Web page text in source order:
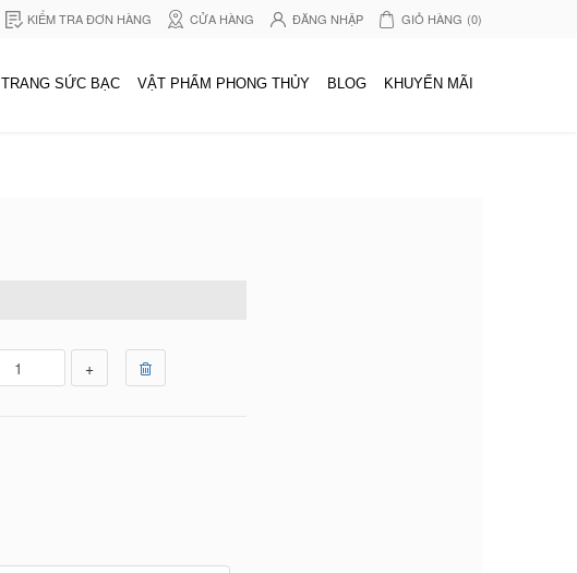
KIỂM TRA ĐƠN HÀNG CỬA HÀNG ĐĂNG NHẬP GIỎ HÀNG (0)
TRANG SỨC BẠC VẬT PHẨM PHONG THỦY BLOG KHUYẾN MÃI
+